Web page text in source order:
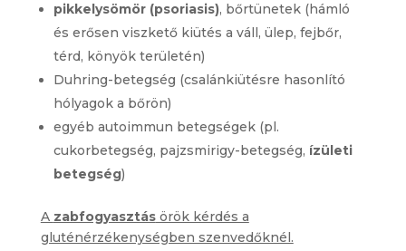
pikkelysömör (psoriasis), bőrtünetek (hámló
és erősen viszkető kiütés a váll, ülep, fejbőr,
térd, könyök területén)
Duhring-betegség (csalánkiütésre hasonlító
hólyagok a bőrön)
egyéb autoimmun betegségek (pl.
cukorbetegség, pajzsmirigy-betegség, ízületi
betegség)
A zabfogyasztásörök kérdés a
gluténérzékenységben szenvedőknél.